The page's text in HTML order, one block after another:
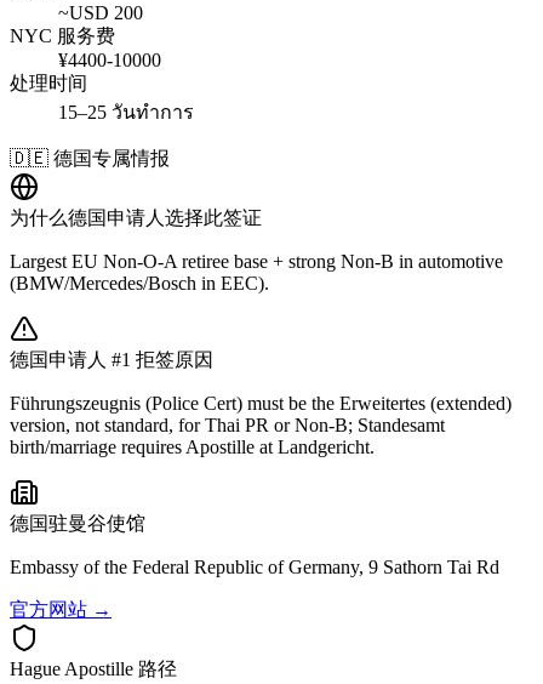
~USD 200
NYC 服务费
¥4400-10000
处理时间
15–25 วันทำการ
🇩🇪 德国专属情报
为什么德国申请人选择此签证
Largest EU Non-O-A retiree base + strong Non-B in automotive
(BMW/Mercedes/Bosch in EEC).
德国申请人 #1 拒签原因
Führungszeugnis (Police Cert) must be the Erweitertes (extended)
version, not standard, for Thai PR or Non-B; Standesamt
birth/marriage requires Apostille at Landgericht.
德国驻曼谷使馆
Embassy of the Federal Republic of Germany, 9 Sathorn Tai Rd
官方网站 →
Hague Apostille 路径